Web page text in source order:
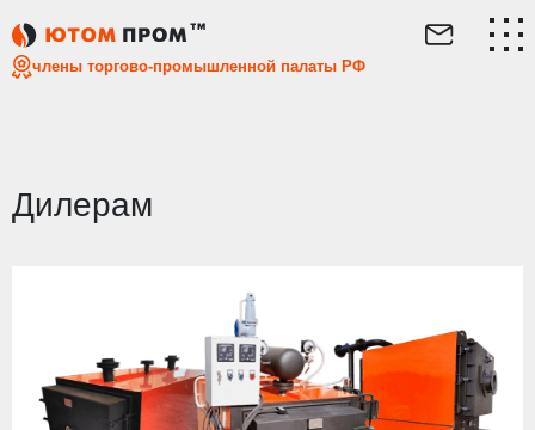
члены торгово-промышленной палаты РФ
Дилерам